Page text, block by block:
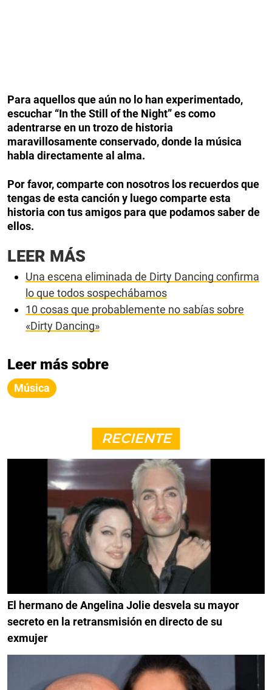
Para aquellos que aún no lo han experimentado,
escuchar “In the Still of the Night” es como
adentrarse en un trozo de historia
maravillosamente conservado, donde la música
habla directamente al alma.
Por favor, comparte con nosotros los recuerdos que
tengas de esta canción y luego comparte esta
historia con tus amigos para que podamos saber de
ellos.
LEER MÁS
Una escena eliminada de Dirty Dancing confirma
lo que todos sospechábamos
10 cosas que probablemente no sabías sobre
«Dirty Dancing»
Leer más sobre
Música
RECIENTE
El hermano de Angelina Jolie desvela su mayor
secreto en la retransmisión en directo de su
exmujer